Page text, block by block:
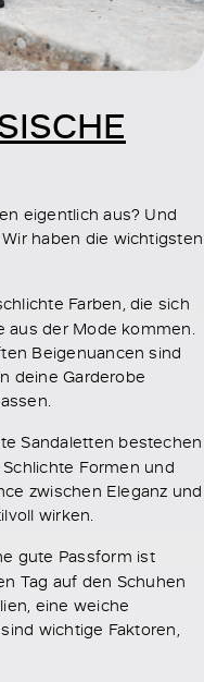
eigentlich aus? Und
haben die wichtigsten
Farben, die sich
aus der Mode kommen.
Beigenuancen sind
deine Garderobe
Sandaletten bestechen
Formen und
zwischen Eleganz und
wirken.
gute Passform ist
Tag auf den Schuhen
eine weiche
wichtige Faktoren,